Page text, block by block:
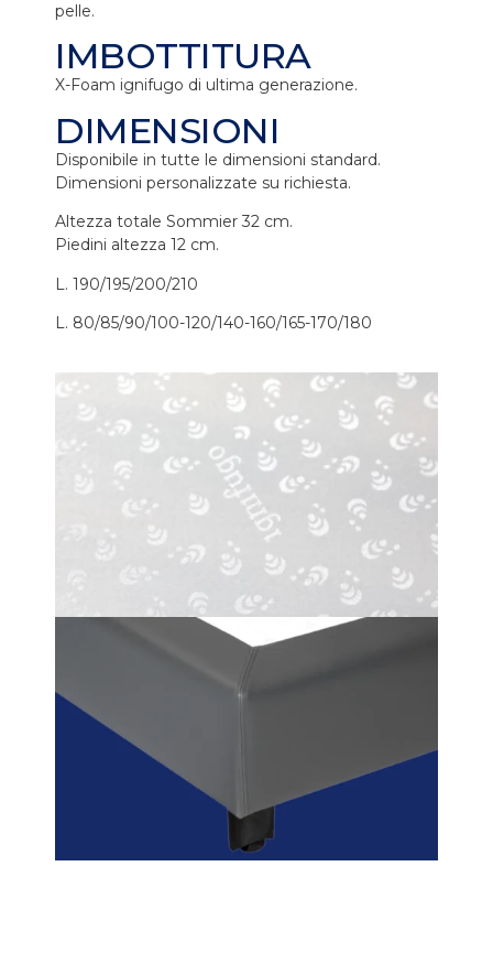
pelle.
IMBOTTITURA
X-Foam ignifugo di ultima generazione.
DIMENSIONI
Disponibile in tutte le dimensioni standard.
Dimensioni personalizzate su richiesta.
Altezza totale Sommier 32 cm.
Piedini altezza 12 cm.
L. 190/195/200/210
L. 80/85/90/100-120/140-160/165-170/180